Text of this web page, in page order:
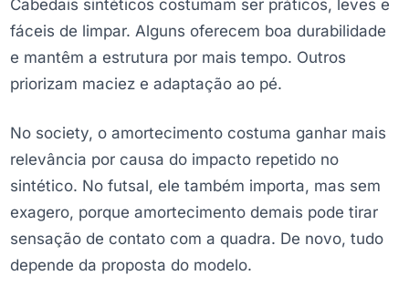
Cabedais sintéticos costumam ser práticos, leves e
fáceis de limpar. Alguns oferecem boa durabilidade
e mantêm a estrutura por mais tempo. Outros
priorizam maciez e adaptação ao pé.
No society, o amortecimento costuma ganhar mais
relevância por causa do impacto repetido no
sintético. No futsal, ele também importa, mas sem
exagero, porque amortecimento demais pode tirar
sensação de contato com a quadra. De novo, tudo
depende da proposta do modelo.